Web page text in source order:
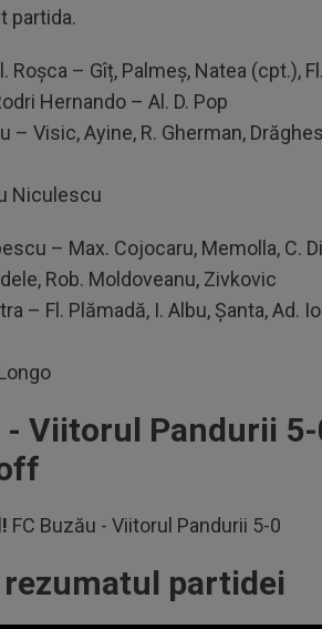
partida.
Roșca – Gîț, Palmeș, Natea (cpt.),
Hernando – Al. D. Pop
– Visic, Ayine, R. Gherman,
Niculescu
– Max. Cojocaru, Memolla, C.
Rob. Moldoveanu, Zivkovic
– Fl. Plămadă, I. Albu, Șanta, Ad.
- Viitorul Pandurii
FC Buzău - Viitorul Pandurii 5-0
rezumatul partidei